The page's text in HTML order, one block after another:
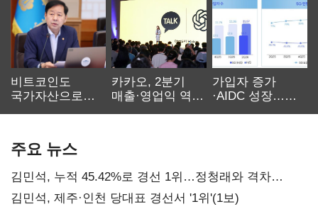
비트코인도
국가자산으로…'
카카오, 2분기
매출·영업익 역대
가입자 증가
·AIDC 성장…
주요 뉴스
김민석, 누적 45.42%로 경선 1위…정청래와 격차
0.86%p(2보)
김민석, 제주·인천 당대표 경선서 '1위'(1보)